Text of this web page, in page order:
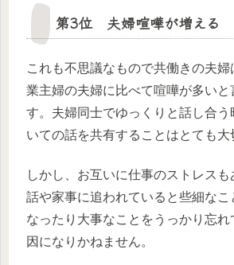
第3位 夫婦喧嘩が増える
これも不思議なもので共働きの夫
業主婦の夫婦に比べて喧嘩が多いと
す。夫婦同士でゆっくりと話し合う
いての話を共有することはとても大
しかし、お互いに仕事のストレス
話や家事に追われていると些細なこ
なったり大事なことをうっかり忘
因になりかねません。